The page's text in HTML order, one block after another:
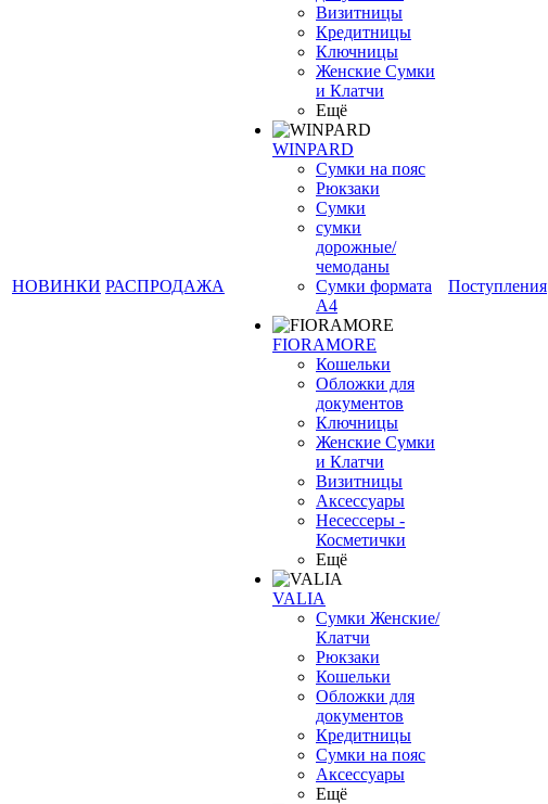
НОВИНКИ РАСПРОДАЖА
Визитницы
Кредитницы
Ключницы
Женские Сумки
и Клатчи
Ещё
WINPARD
Сумки на пояс
Рюкзаки
Сумки
сумки
дорожные/
чемоданы
Сумки формата
А4
FIORAMORE
Кошельки
Обложки для
документов
Ключницы
Женские Сумки
и Клатчи
Визитницы
Аксессуары
Несессеры -
Косметички
Ещё
VALIA
Сумки Женские/
Клатчи
Рюкзаки
Кошельки
Обложки для
документов
Кредитницы
Сумки на пояс
Аксессуары
Ещё
Поступления